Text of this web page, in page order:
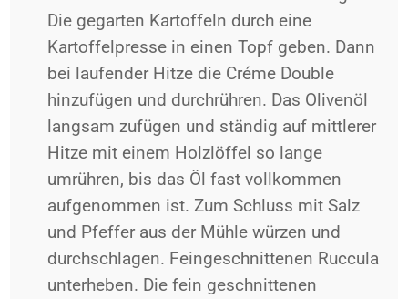
Die gegarten Kartoffeln durch eine
Kartoffelpresse in einen Topf geben. Dann
bei laufender Hitze die Créme Double
hinzufügen und durchrühren. Das Olivenöl
langsam zufügen und ständig auf mittlerer
Hitze mit einem Holzlöffel so lange
umrühren, bis das Öl fast vollkommen
aufgenommen ist. Zum Schluss mit Salz
und Pfeffer aus der Mühle würzen und
durchschlagen. Feingeschnittenen Ruccula
unterheben. Die fein geschnittenen